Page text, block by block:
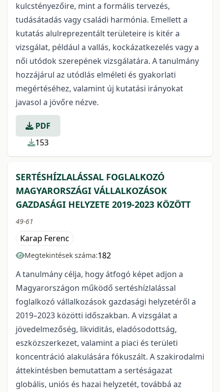
kulcstényezőire, mint a formális tervezés,
tudásátadás vagy családi harmónia. Emellett a
kutatás alulreprezentált területeire is kitér a
vizsgálat, például a vallás, kockázatkezelés vagy a
női utódok szerepének vizsgálatára. A tanulmány
hozzájárul az utódlás elméleti és gyakorlati
megértéséhez, valamint új kutatási irányokat
javasol a jövőre nézve.
PDF
153
SERTÉSHÍZLALÁSSAL FOGLALKOZÓ
MAGYARORSZÁGI VÁLLALKOZÁSOK
GAZDASÁGI HELYZETE 2019-2023 KÖZÖTT
49-61
Karap Ferenc
Megtekintések száma:182
A tanulmány célja, hogy átfogó képet adjon a
Magyarországon működő sertéshízlalással
foglalkozó vállalkozások gazdasági helyzetéről a
2019–2023 közötti időszakban. A vizsgálat a
jövedelmezőség, likviditás, eladósodottság,
eszközszerkezet, valamint a piaci és területi
koncentráció alakulására fókuszált. A szakirodalmi
áttekintésben bemutattam a sertéságazat
globális, uniós és hazai helyzetét, továbbá az